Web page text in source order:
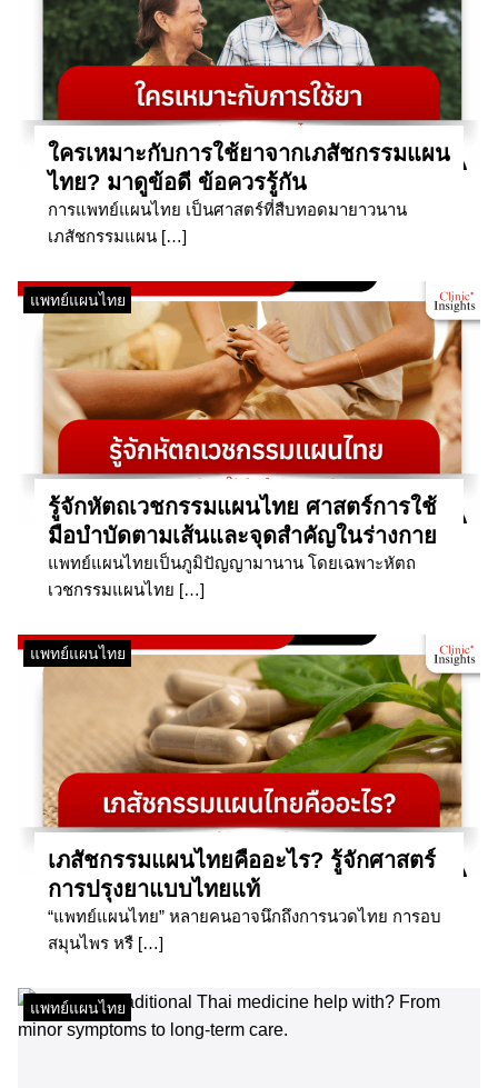
ใครเหมาะกับการใช้ยาจากเภสัชกรรมแผน
ไทย? มาดูข้อดี ข้อควรรู้กัน
การแพทย์แผนไทย เป็นศาสตร์ที่สืบทอดมายาวนาน
เภสัชกรรมแผน […]
แพทย์แผนไทย
รู้จักหัตถเวชกรรมแผนไทย ศาสตร์การใช้
มือบำบัดตามเส้นและจุดสำคัญในร่างกาย
แพทย์แผนไทยเป็นภูมิปัญญามานาน โดยเฉพาะหัตถ
เวชกรรมแผนไทย […]
แพทย์แผนไทย
เภสัชกรรมแผนไทยคืออะไร? รู้จักศาสตร์
การปรุงยาแบบไทยแท้
“แพทย์แผนไทย” หลายคนอาจนึกถึงการนวดไทย การอบ
สมุนไพร หรื […]
แพทย์แผนไทย